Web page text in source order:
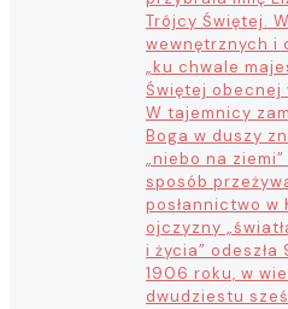
Trójcy Świętej.
wewnętrznych i
„ku chwale
Świętej obecnej
W tajemnicy
Boga w duszy
„niebo na
sposób
posłannictwo w
ojczyzny
i życia”
1906 roku, w
dwudziestu